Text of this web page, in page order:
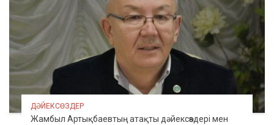
ДӘЙЕКСӨЗДЕР
Жамбыл Артықбаевтың атақты дәйексөздері мен